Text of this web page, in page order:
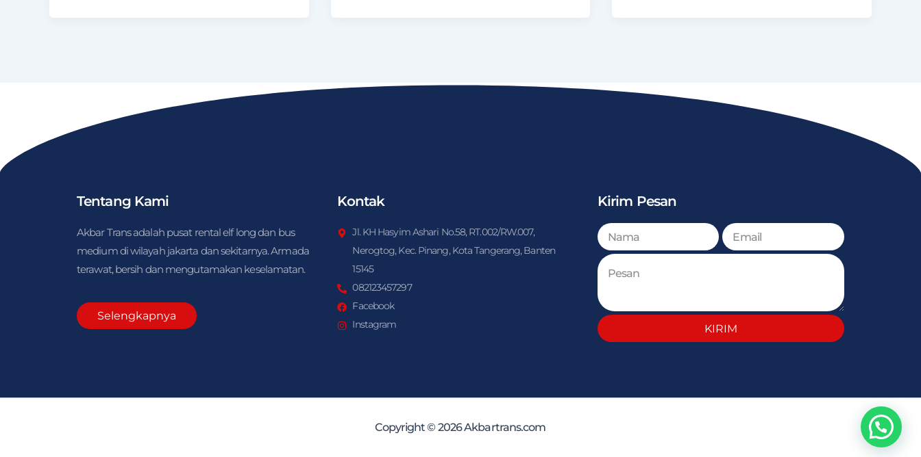
Tentang Kami
Akbar Trans adalah pusat rental elf long dan bus
medium di wilayah jakarta dan sekitarnya. Armada
terawat, bersih dan mengutamakan keselamatan.
Selengkapnya
Kontak
Jl. KH Hasyim Ashari No.58, RT.002/RW.007,
Nerogtog, Kec. Pinang, Kota Tangerang, Banten
15145
082123457297
Facebook
Instagram
Kirim Pesan
KIRIM
Copyright © 2026 Akbartrans.com